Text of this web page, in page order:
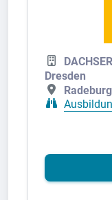
Dresden